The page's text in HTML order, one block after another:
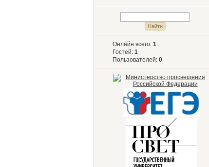
Онлайн всего: 1
Гостей: 1
Пользователей: 0